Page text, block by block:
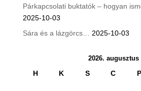
Párkapcsolati buktatók – hogyan
2025-10-03
Sára és a lázgörcs…
2025-10-03
2026. augusztus
H K S C P